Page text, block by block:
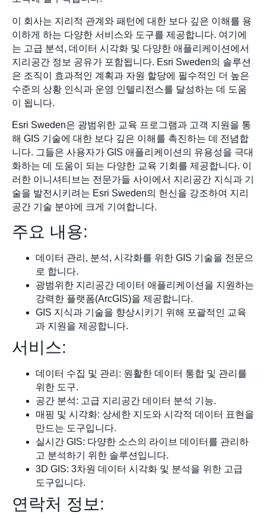
이 회사는 지리적 관계와 패턴에 대한 보다 깊은 이해를 용
이하게 하는 다양한 서비스와 도구를 제공합니다. 여기에
는 고급 분석, 데이터 시각화 및 다양한 애플리케이션에서
지리공간 정보 공유가 포함됩니다. Esri Sweden의 솔루션
은 조직이 효과적인 계획과 자원 할당에 필수적인 더 높은
수준의 상황 인식과 운영 인텔리전스를 달성하는 데 도움
이 됩니다.
Esri Sweden은 광범위한 교육 프로그램과 고객 지원을 통
해 GIS 기술에 대한 보다 깊은 이해를 촉진하는 데 전념합
니다. 그들은 사용자가 GIS 애플리케이션의 유용성을 극대
화하는 데 도움이 되는 다양한 교육 기회를 제공합니다. 이
러한 이니셔티브는 전문가들 사이에서 지리공간 지식과 기
술을 발전시키려는 Esri Sweden의 헌신을 강조하여 지리
공간 기술 분야에 크게 기여합니다.
주요 내용:
데이터 관리, 분석, 시각화를 위한 GIS 기술을 전문으
로 합니다.
광범위한 지리공간 데이터 애플리케이션을 지원하는
강력한 플랫폼(ArcGIS)을 제공합니다.
GIS 지식과 기술을 향상시키기 위해 포괄적인 교육
과 지원을 제공합니다.
서비스:
데이터 수집 및 관리: 원활한 데이터 통합 및 관리를
위한 도구.
공간 분석: 고급 지리공간 데이터 분석 기능.
매핑 및 시각화: 상세한 지도와 시각적 데이터 표현을
만드는 도구입니다.
실시간 GIS: 다양한 소스의 라이브 데이터를 관리하
고 분석하기 위한 솔루션입니다.
3D GIS: 3차원 데이터 시각화 및 분석을 위한 고급
도구입니다.
연락처 정보: